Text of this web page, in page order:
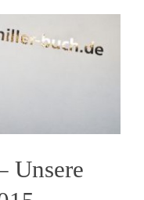
Unsere